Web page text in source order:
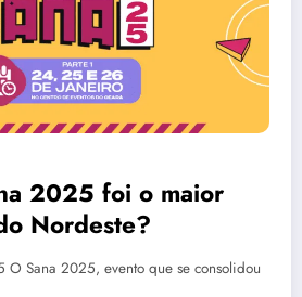
2025 foi o maior
Nordeste?
Sana 2025, evento que se consolidou